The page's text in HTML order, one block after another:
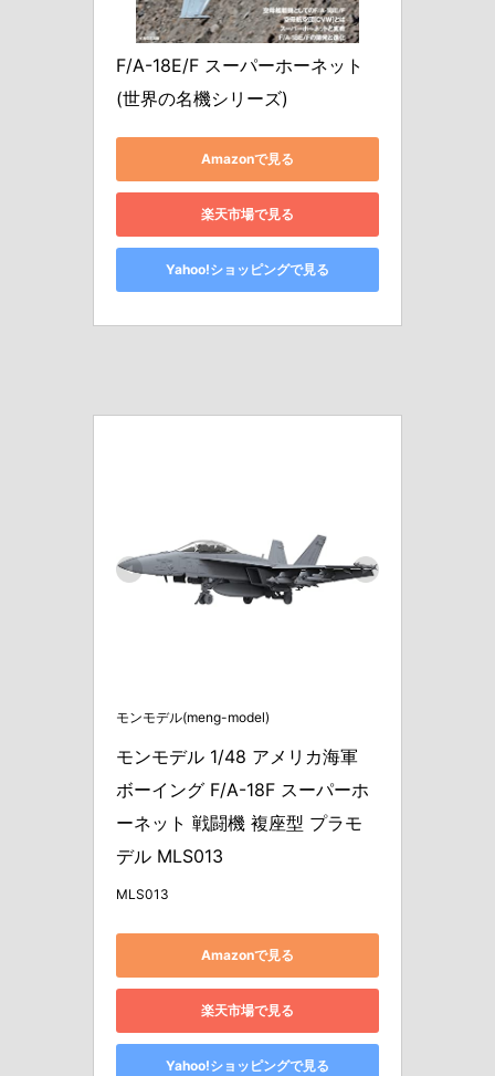
F/A-18E/F スーパーホーネット
(世界の名機シリーズ)
Amazonで見る
楽天市場で見る
Yahoo!ショッピングで見る
モンモデル(meng-model)
モンモデル 1/48 アメリカ海軍
ボーイング F/A-18F スーパーホ
ーネット 戦闘機 複座型 プラモ
デル MLS013
MLS013
Amazonで見る
楽天市場で見る
Yahoo!ショッピングで見る